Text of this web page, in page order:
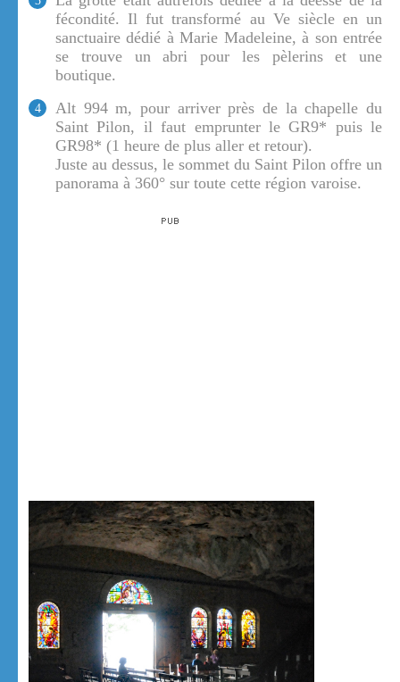
fécondité. Il fut transformé au Ve siècle en un
sanctuaire dédié à Marie Madeleine, à son entrée
se trouve un abri pour les pèlerins et une
boutique.
4
Alt 994 m, pour arriver près de la chapelle du
Saint Pilon, il faut emprunter le GR9* puis le
GR98* (1 heure de plus aller et retour).
Juste au dessus, le sommet du Saint Pilon offre un
panorama à 360° sur toute cette région varoise.